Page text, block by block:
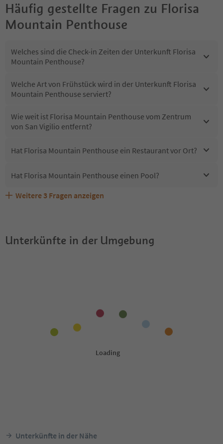
Häufig gestellte Fragen zu Florisa
Mountain Penthouse
Welches sind die Check-in Zeiten der Unterkunft Florisa
Mountain Penthouse?
Welche Art von Frühstück wird in der Unterkunft Florisa
Mountain Penthouse serviert?
Wie weit ist Florisa Mountain Penthouse vom Zentrum
von San Vigilio entfernt?
Hat Florisa Mountain Penthouse ein Restaurant vor Ort?
Hat Florisa Mountain Penthouse einen Pool?
Sind Haustiere in der Unterkunft Florisa Mountain
Welche Services bietet Florisa Mountain Penthouse?
Erhalten die Gäste von Florisa Mountain Penthouse
Weitere 3 Fragen anzeigen
Unterkünfte in der Umgebung
Unterkünfte in der Nähe